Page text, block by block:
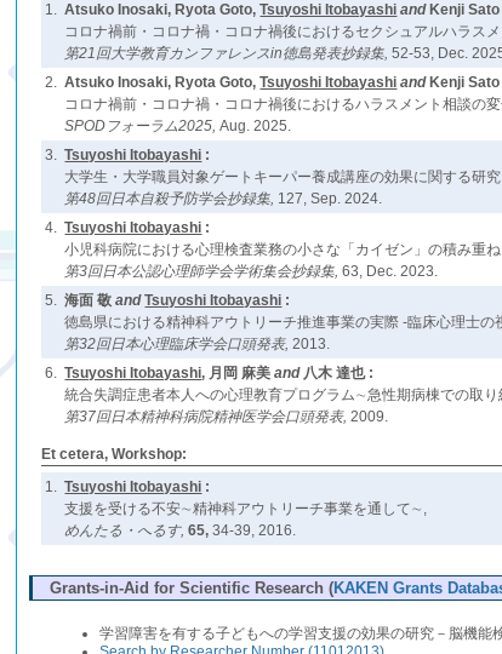
1. Atsuko Inosaki, Ryota Goto,Tsuyoshi Itobayashi and Kenji Sato
コロナ禍前・コロナ禍・コロナ禍後におけるセクシュアルハラス
第21回大学教育カンファレンスin徳島発表抄録集,52-53, Dec.
2. Atsuko Inosaki, Ryota Goto,Tsuyoshi Itobayashi and Kenji Sato
コロナ禍前・コロナ禍・コロナ禍後におけるハラスメント相談の
SPODフォーラム2025,Aug. 2025.
3. Tsuyoshi Itobayashi :
大学生・大学職員対象ゲートキーパー養成講座の効果に関する研
第48回日本自殺予防学会抄録集, 127, Sep. 2024.
4. Tsuyoshi Itobayashi :
小児科病院における心理検査業務の小さな「カイゼン」の積み重
第3回日本公認心理師学会学術集会抄録集,63, Dec. 2023.
5. 海面 敬 andTsuyoshi Itobayashi :
徳島県における精神科アウトリーチ推進事業の実際 -臨床心理士の
第32回日本心理臨床学会口頭発表,2013.
6. Tsuyoshi Itobayashi, 月岡 麻美 and 八木 達也 :
統合失調症患者本人への心理教育プログラム∼急性期病棟での取
第37回日本精神科病院精神医学会口頭発表,2009.
Et cetera, Workshop:
1. Tsuyoshi Itobayashi :
支援を受ける不安∼精神科アウトリーチ事業を通して∼,
めんたる・へるす,65,34-39, 2016.
Grants-in-Aid for Scientific Research (KAKEN Grants
学習障害を有する子どもへの学習支援の効果の研究－脳機